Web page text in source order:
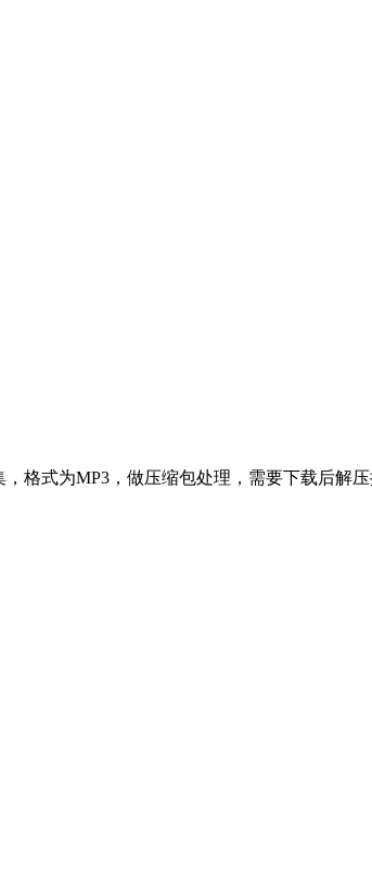
格式为MP3，做压缩包处理，需要下载后解压